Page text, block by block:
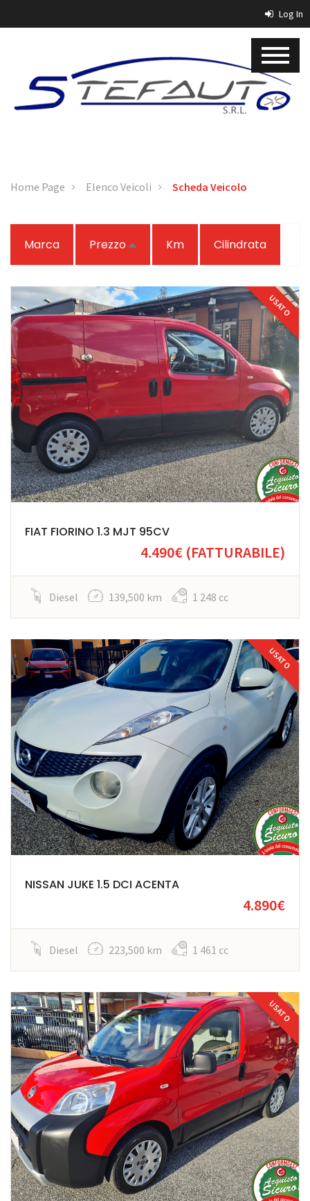
Log In
Home Page Elenco Veicoli Scheda Veicolo
Marca Prezzo Km Cilindrata
USATO
FIAT FIORINO 1.3 MJT 95CV
4.490€ (FATTURABILE)
Diesel 139,500 km 1 248 cc
USATO
NISSAN JUKE 1.5 DCI ACENTA
4.890€
Diesel 223,500 km 1 461 cc
USATO